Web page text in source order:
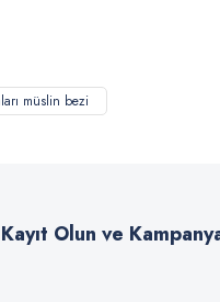
veya görüntülenemiyor.
daha pahalı.
olmalı.
müslin bezi
Olun ve